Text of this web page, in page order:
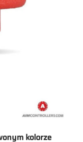
kolorze